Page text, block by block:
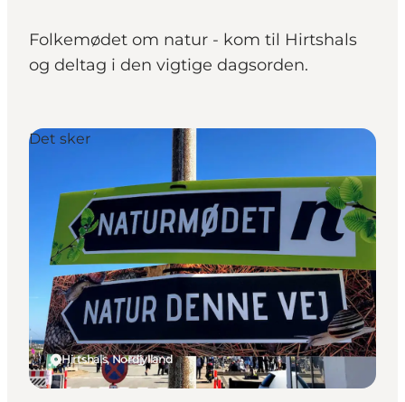
Handicapvenlig ferie
Events
Overnatning
Folkemødet om natur - kom til Hirtshals
og deltag i den vigtige dagsorden.
Hirtshals, Nordjylland
Det sker